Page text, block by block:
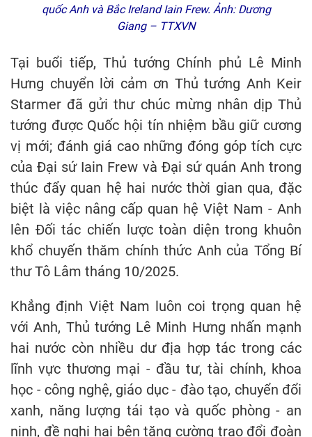
quốc Anh và Bắc Ireland Iain Frew. Ảnh: Dương
Giang – TTXVN
Tại buổi tiếp, Thủ tướng Chính phủ Lê Minh
Hưng chuyển lời cảm ơn Thủ tướng Anh Keir
Starmer đã gửi thư chúc mừng nhân dịp Thủ
tướng được Quốc hội tín nhiệm bầu giữ cương
vị mới; đánh giá cao những đóng góp tích cực
của Đại sứ Iain Frew và Đại sứ quán Anh trong
thúc đẩy quan hệ hai nước thời gian qua, đặc
biệt là việc nâng cấp quan hệ Việt Nam - Anh
lên Đối tác chiến lược toàn diện trong khuôn
khổ chuyến thăm chính thức Anh của Tổng Bí
thư Tô Lâm tháng 10/2025.
Khẳng định Việt Nam luôn coi trọng quan hệ
với Anh, Thủ tướng Lê Minh Hưng nhấn mạnh
hai nước còn nhiều dư địa hợp tác trong các
lĩnh vực thương mại - đầu tư, tài chính, khoa
học - công nghệ, giáo dục - đào tạo, chuyển đổi
xanh, năng lượng tái tạo và quốc phòng - an
ninh, đề nghị hai bên tăng cường trao đổi đoàn